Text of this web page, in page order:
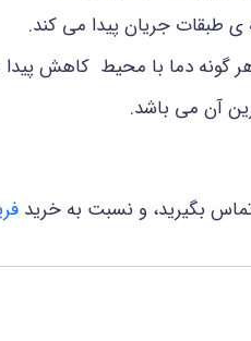
ی طبقات جریان پیدا می کند.
گونه دما با محیط کاهش پیدا
آن می باشد.
بگیرید، و نسبت به خرید